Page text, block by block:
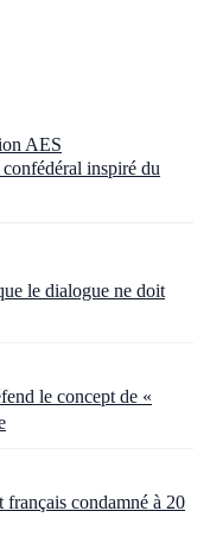
inspiré du
le dialogue ne doit
le concept de «
français condamné à 20